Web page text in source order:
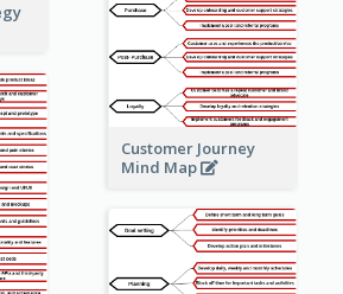
Customer Journey
Mind Map